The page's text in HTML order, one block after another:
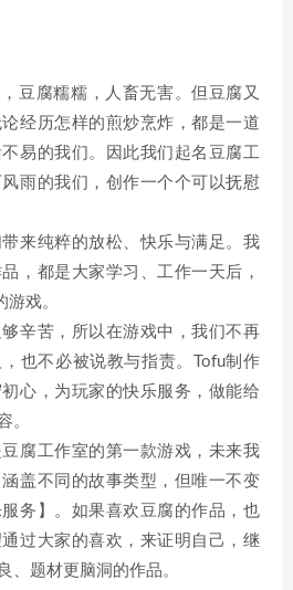
豆腐糯糯，人畜无害。但豆腐又
经历怎样的煎炒烹炸，都是一道
易的我们。因此我们起名豆腐工
雨的我们，创作一个个可以抚慰
来纯粹的放松、快乐与满足。我
，都是大家学习、工作一天后，
戏。
辛苦，所以在游戏中，我们不再
也不必被说教与指责。Tofu制作
心，为玩家的快乐服务，做能给
。
豆腐工作室的第一款游戏，未来我
盖不同的故事类型，但唯一不变
务】。如果喜欢豆腐的作品，也
过大家的喜欢，来证明自己，继
、题材更脑洞的作品。